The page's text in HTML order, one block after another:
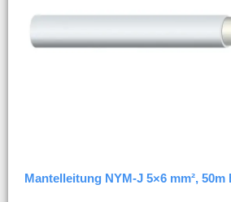
Mantelleitung NYM-J 5×6 mm², 50m